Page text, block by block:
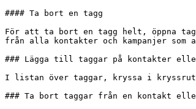
#### Ta bort en tagg
För att ta bort en tagg helt, öppna
från alla kontakter och kampanjer som
### Lägga till taggar på kontakter
I listan över taggar, kryssa i
### Ta bort taggar från en kontakt